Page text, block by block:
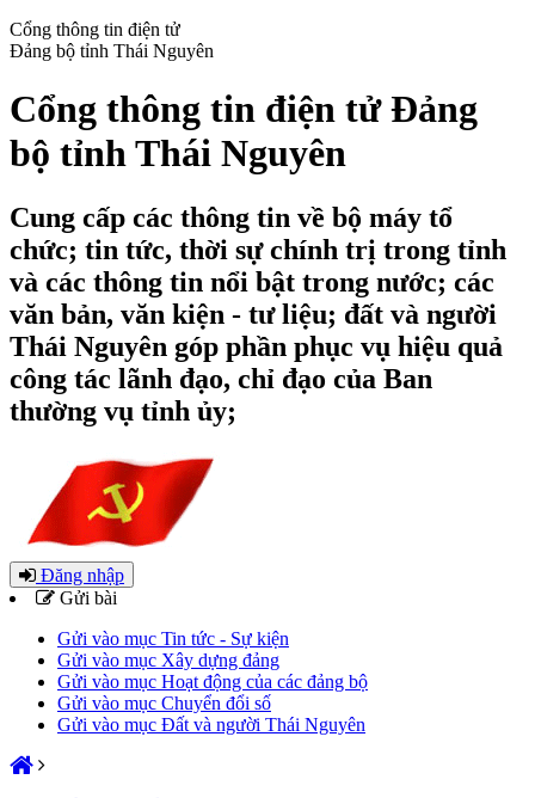
Cổng thông tin điện tử
Đảng bộ tỉnh Thái Nguyên
Cổng thông tin điện tử Đảng
bộ tỉnh Thái Nguyên
Cung cấp các thông tin về bộ máy tổ
chức; tin tức, thời sự chính trị trong tỉnh
và các thông tin nổi bật trong nước; các
văn bản, văn kiện - tư liệu; đất và người
Thái Nguyên góp phần phục vụ hiệu quả
công tác lãnh đạo, chỉ đạo của Ban
thường vụ tỉnh ủy;
Đăng nhập
Gửi bài
Gửi vào mục Tin tức - Sự kiện
Gửi vào mục Xây dựng đảng
Gửi vào mục Hoạt động của các đảng bộ
Gửi vào mục Chuyển đổi số
Gửi vào mục Đất và người Thái Nguyên